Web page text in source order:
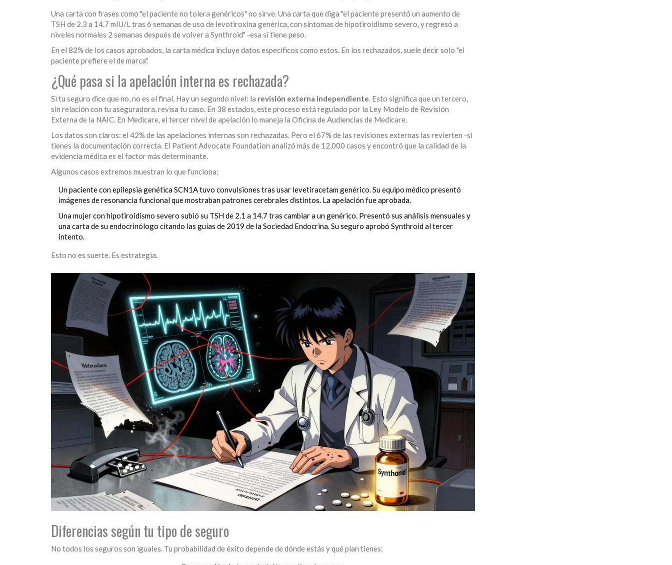
Una carta con frases como "el paciente no tolera genéricos" no sirve. Una carta que diga "el paciente presentó un aumento de
TSH de 2.3 a 14.7 mIU/L tras 6 semanas de uso de levotiroxina genérica, con síntomas de hipotiroidismo severo, y regresó a
niveles normales 2 semanas después de volver a Synthroid" -esa sí tiene peso.
En el 82% de los casos aprobados, la carta médica incluye datos específicos como estos. En los rechazados, suele decir solo "el
paciente prefiere el de marca".
¿Qué pasa si la apelación interna es rechazada?
Si tu seguro dice que no, no es el final. Hay un segundo nivel: la revisión externa independiente. Esto significa que un tercero,
sin relación con tu aseguradora, revisa tu caso. En 38 estados, este proceso está regulado por la Ley Modelo de Revisión
Externa de la NAIC. En Medicare, el tercer nivel de apelación lo maneja la Oficina de Audiencias de Medicare.
Los datos son claros: el 42% de las apelaciones internas son rechazadas. Pero el 67% de las revisiones externas las revierten -si
tienes la documentación correcta. El Patient Advocate Foundation analizó más de 12,000 casos y encontró que la calidad de la
evidencia médica es el factor más determinante.
Algunos casos extremos muestran lo que funciona:
Un paciente con epilepsia genética SCN1A tuvo convulsiones tras usar levetiracetam genérico. Su equipo médico presentó
imágenes de resonancia funcional que mostraban patrones cerebrales distintos. La apelación fue aprobada.
Una mujer con hipotiroidismo severo subió su TSH de 2.1 a 14.7 tras cambiar a un genérico. Presentó sus análisis mensuales y
una carta de su endocrinólogo citando las guías de 2019 de la Sociedad Endocrina. Su seguro aprobó Synthroid al tercer
intento.
Esto no es suerte. Es estrategia.
Diferencias según tu tipo de seguro
No todos los seguros son iguales. Tu probabilidad de éxito depende de dónde estás y qué plan tienes: